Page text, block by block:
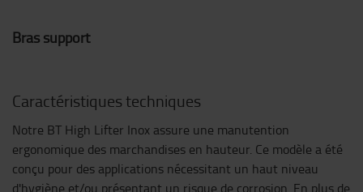
Bras support
Caractéristiques techniques
Notre BT High Lifter Inox assure une manutention
ergonomique des marchandises en hauteur. Ce modèle a été
conçu pour des applications nécessitant un haut niveau
d'hygiène et/ou présentant un risque de corrosion. En plus de